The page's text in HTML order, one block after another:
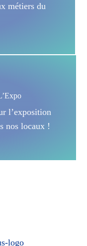
métiers du
l’exposition
nos locaux !